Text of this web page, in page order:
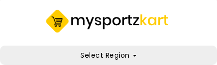
Select Region